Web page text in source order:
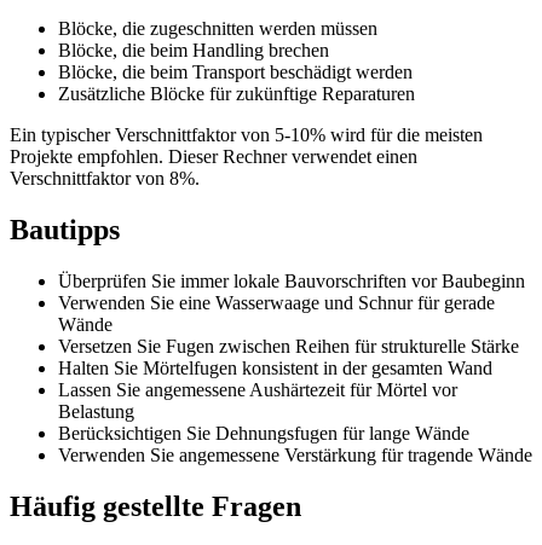
Blöcke, die zugeschnitten werden müssen
Blöcke, die beim Handling brechen
Blöcke, die beim Transport beschädigt werden
Zusätzliche Blöcke für zukünftige Reparaturen
Ein typischer Verschnittfaktor von 5-10% wird für die meisten
Projekte empfohlen. Dieser Rechner verwendet einen
Verschnittfaktor von 8%.
Bautipps
Überprüfen Sie immer lokale Bauvorschriften vor Baubeginn
Verwenden Sie eine Wasserwaage und Schnur für gerade
Wände
Versetzen Sie Fugen zwischen Reihen für strukturelle Stärke
Halten Sie Mörtelfugen konsistent in der gesamten Wand
Lassen Sie angemessene Aushärtezeit für Mörtel vor
Belastung
Berücksichtigen Sie Dehnungsfugen für lange Wände
Verwenden Sie angemessene Verstärkung für tragende Wände
Häufig gestellte Fragen